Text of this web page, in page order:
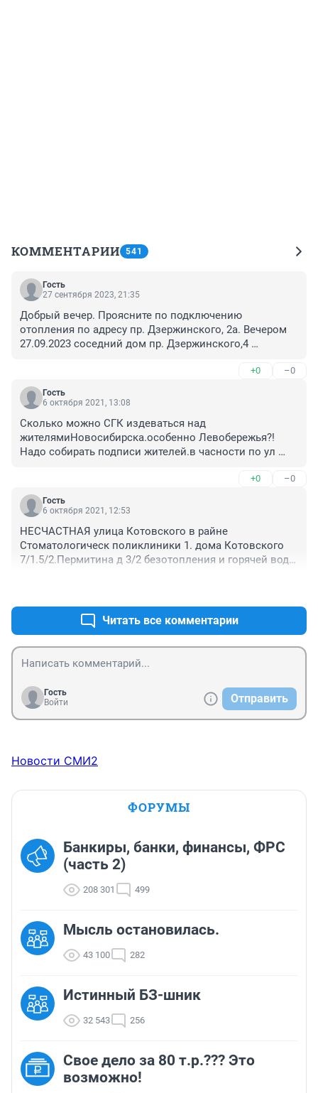
КОММЕНТАРИИ 541
Гость
27 сентября 2023, 21:35
Добрый вечер. Проясните по подключению
отопления по адресу пр. Дзержинского, 2а. Вечером
27.09.2023 соседний дом пр. Дзержинского,4
+0 –0
Гость
6 октября 2021, 13:08
Сколько можно СГК издеваться над
жителямиНовосибирска.особенно Левобережья?!
Надо собирать подписи жителей.в часности по ул
президенту в Москву. на уровне местных властей
ничего не даст! Обращайтесь с подписями к вашим
депутам Госдумы.лучше к коммунистам.А то зачем
Старшие по дому! Собирайте подписи жильцов в 3х
экземпл 1экз в Приемную Президента.2ой экз -
своему депутату в ГосДуме.да регистрируйте их.и по
тепла!И требовать отмены ежемесячной оплаты
отопления.только по факту Только так СГК будет
решать проблему изношенности теплосетей
Новосибирска и установку новых! Буде молчать как
овцы -будете мерзнуть всегда!
+0 –0
Гость
6 октября 2021, 12:53
НЕСЧАСТНАЯ улица Котовского в райне
Стоматологическ поликлиники 1. дома Котовского
7/1.5/2.Пермитина д 3/2 безотопления и горячей воды
ежемесячно..И с каждым годом все хуже и хуже!
НАДО ТАК-есть тепло платим.нет тепла.а пользуемся
обогревателями.платим только за электричество!
Короч отказаться от некачественнвх услуг СГК!
Читать все комментарии
Гость
Войти
Отправить
Новости СМИ2
ФОРУМЫ
Банкиры, банки, финансы, ФРС
(часть 2)
208 301 499
Мысль остановилась.
43 100 282
Истинный БЗ-шник
32 543 256
Свое дело за 80 т.р.??? Это
возможно!